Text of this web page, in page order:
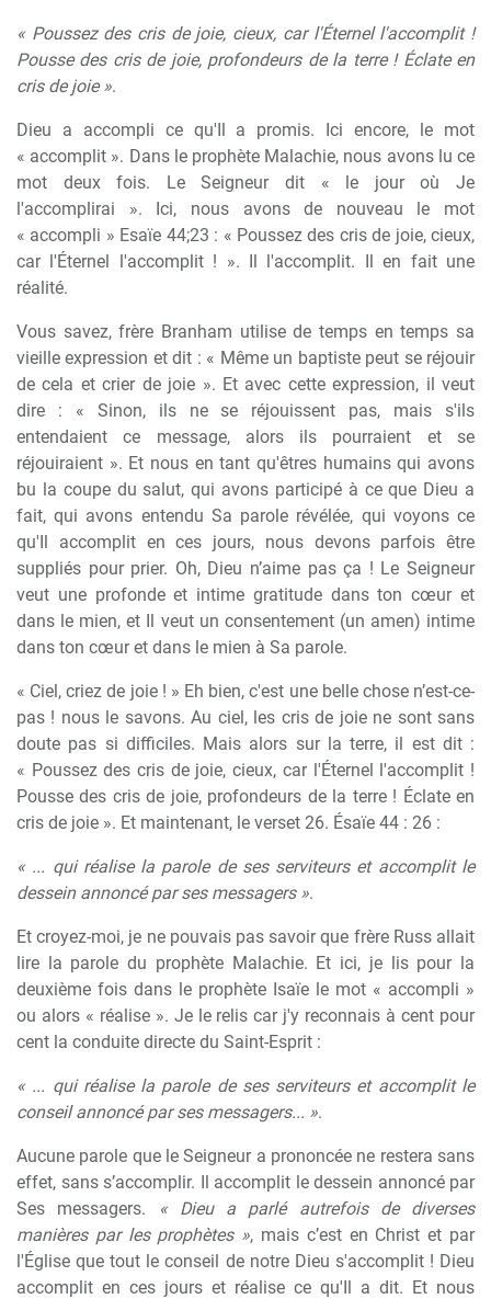
« Poussez des cris de joie, cieux, car l'Éternel l'accomplit !
Pousse des cris de joie, profondeurs de la terre ! Éclate en
cris de joie ».
Dieu a accompli ce qu'Il a promis. Ici encore, le mot
« accomplit ». Dans le prophète Malachie, nous avons lu ce
mot deux fois. Le Seigneur dit « le jour où Je
l'accomplirai ». Ici, nous avons de nouveau le mot
« accompli » Esaïe 44;23 : « Poussez des cris de joie, cieux,
car l'Éternel l'accomplit ! ». Il l'accomplit. Il en fait une
réalité.
Vous savez, frère Branham utilise de temps en temps sa
vieille expression et dit : « Même un baptiste peut se réjouir
de cela et crier de joie ». Et avec cette expression, il veut
dire : « Sinon, ils ne se réjouissent pas, mais s'ils
entendaient ce message, alors ils pourraient et se
réjouiraient ». Et nous en tant qu'êtres humains qui avons
bu la coupe du salut, qui avons participé à ce que Dieu a
fait, qui avons entendu Sa parole révélée, qui voyons ce
qu'Il accomplit en ces jours, nous devons parfois être
suppliés pour prier. Oh, Dieu n’aime pas ça ! Le Seigneur
veut une profonde et intime gratitude dans ton cœur et
dans le mien, et Il veut un consentement (un amen) intime
dans ton cœur et dans le mien à Sa parole.
« Ciel, criez de joie ! » Eh bien, c'est une belle chose n’est-ce-
pas ! nous le savons. Au ciel, les cris de joie ne sont sans
doute pas si difficiles. Mais alors sur la terre, il est dit :
« Poussez des cris de joie, cieux, car l'Éternel l'accomplit !
Pousse des cris de joie, profondeurs de la terre ! Éclate en
cris de joie ». Et maintenant, le verset 26. Ésaïe 44 : 26 :
« ... qui réalise la parole de ses serviteurs et accomplit le
dessein annoncé par ses messagers ».
Et croyez-moi, je ne pouvais pas savoir que frère Russ allait
lire la parole du prophète Malachie. Et ici, je lis pour la
deuxième fois dans le prophète Isaïe le mot « accompli »
ou alors « réalise ». Je le relis car j'y reconnais à cent pour
cent la conduite directe du Saint-Esprit :
« ... qui réalise la parole de ses serviteurs et accomplit le
conseil annoncé par ses messagers... ».
Aucune parole que le Seigneur a prononcée ne restera sans
effet, sans s’accomplir. Il accomplit le dessein annoncé par
Ses messagers.
« Dieu a parlé autrefois de diverses
manières par les prophètes », mais c’est en Christ et par
l'Église que tout le conseil de notre Dieu s'accomplit ! Dieu
accomplit en ces jours et réalise ce qu'Il a dit. Et nous